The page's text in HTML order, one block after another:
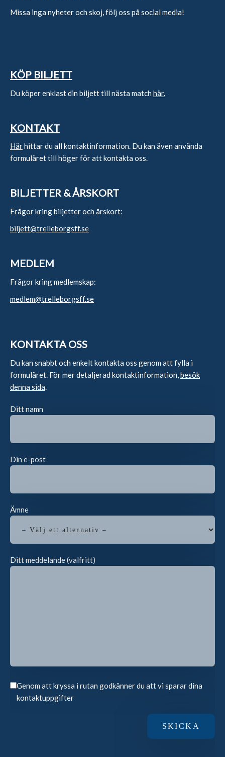
Missa inga nyheter och skoj, följ oss på social media!
KÖP BILJETT
Du köper enklast din biljett till nästa match här.
KONTAKT
Härhittar du all kontaktinformation. Du kan även använda
formuläret till höger för att kontakta oss.
BILJETTER & ÅRSKORT
Frågor kring biljetter och årskort:
biljett@trelleborgsff.se
MEDLEM
Frågor kring medlemskap:
medlem@trelleborgsff.se
KONTAKTA OSS
Du kan snabbt och enkelt kontakta oss genom att fylla i
formuläret. För mer detaljerad kontaktinformation, besök
denna sida
Ditt namn
Din e-post
Ämne
Ditt meddelande (valfritt)
Genom att kryssa i rutan godkänner du att vi sparar dina
kontaktuppgifter